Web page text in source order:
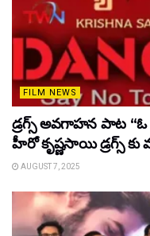
FILM NEWS
డ్రగ్స్ అవగాహన పాట
హీరో కృష్ణసాయి డ్రగ్స్
AUGUST 7, 2025